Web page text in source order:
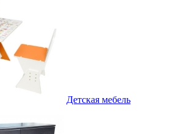
Детская мебель